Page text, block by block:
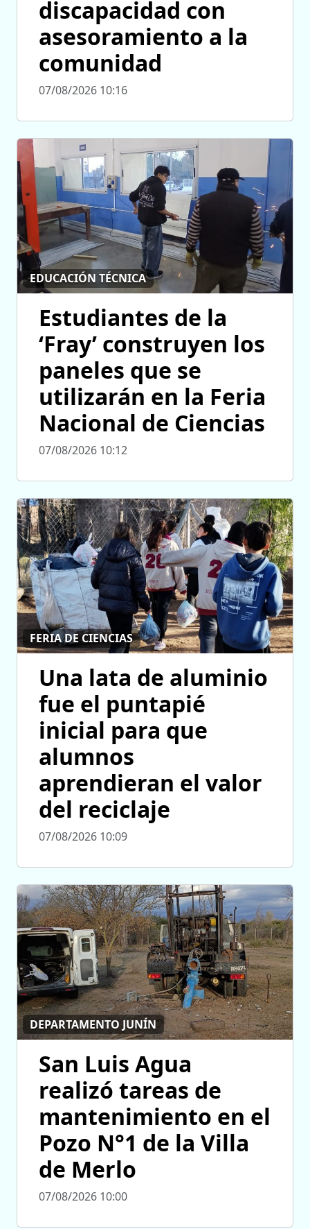
discapacidad con
asesoramiento a la
comunidad
07/08/2026 10:16
EDUCACIÓN TÉCNICA
Estudiantes de la
‘Fray’ construyen los
paneles que se
utilizarán en la Feria
Nacional de Ciencias
07/08/2026 10:12
FERIA DE CIENCIAS
Una lata de aluminio
fue el puntapié
inicial para que
alumnos
aprendieran el valor
del reciclaje
07/08/2026 10:09
DEPARTAMENTO JUNÍN
San Luis Agua
realizó tareas de
mantenimiento en el
Pozo N°1 de la Villa
de Merlo
07/08/2026 10:00